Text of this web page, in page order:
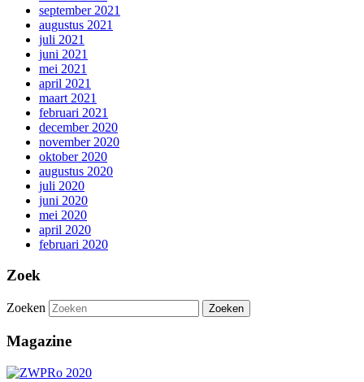
september 2021
augustus 2021
juli 2021
juni 2021
mei 2021
april 2021
maart 2021
februari 2021
december 2020
november 2020
oktober 2020
augustus 2020
juli 2020
juni 2020
mei 2020
april 2020
februari 2020
Zoek
Zoeken
Magazine